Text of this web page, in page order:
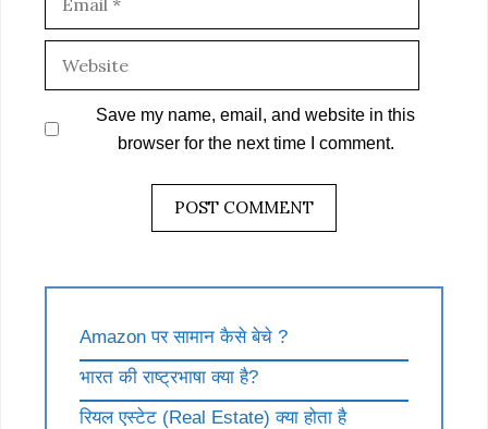
Save my name, email, and website in this
browser for the next time I comment.
Amazon पर सामान कैसे बेचे ?
भारत की राष्ट्रभाषा क्या है?
रियल एस्टेट (Real Estate) क्या होता है